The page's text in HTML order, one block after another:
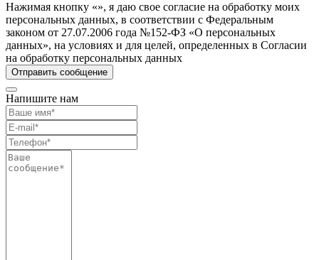
Нажимая кнопку «», я даю свое согласие на обработку моих
персональных данных, в соответствии с Федеральным
законом от 27.07.2006 года №152-ФЗ «О персональных
данных», на условиях и для целей, определенных в Согласии
на обработку персональных данных
Напишите нам